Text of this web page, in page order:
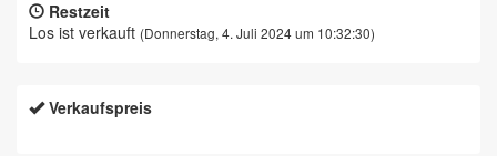
Restzeit
Los ist verkauft (Donnerstag, 4. Juli 2024 um 10:32:30)
Verkaufspreis